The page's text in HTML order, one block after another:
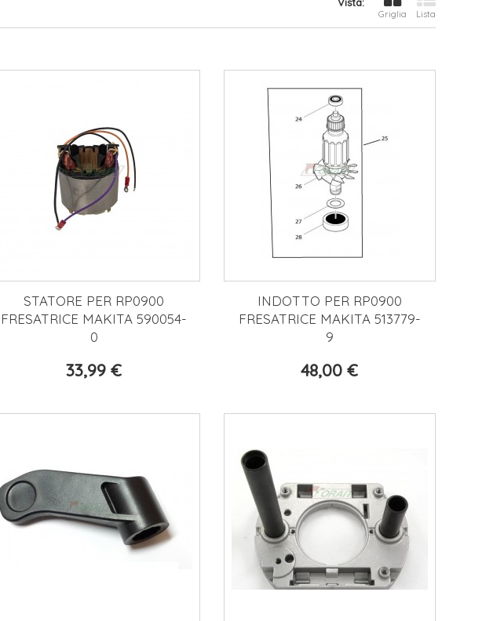
Griglia Lista
STATORE PER RP0900
FRESATRICE MAKITA 590054-
0
33,99 €
INDOTTO PER RP0900
FRESATRICE MAKITA 513779-
9
48,00 €